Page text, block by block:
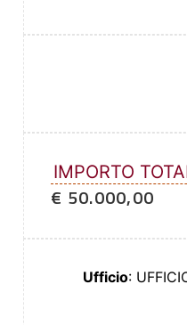
IMPORTO
€ 50.000,00
Ufficio: